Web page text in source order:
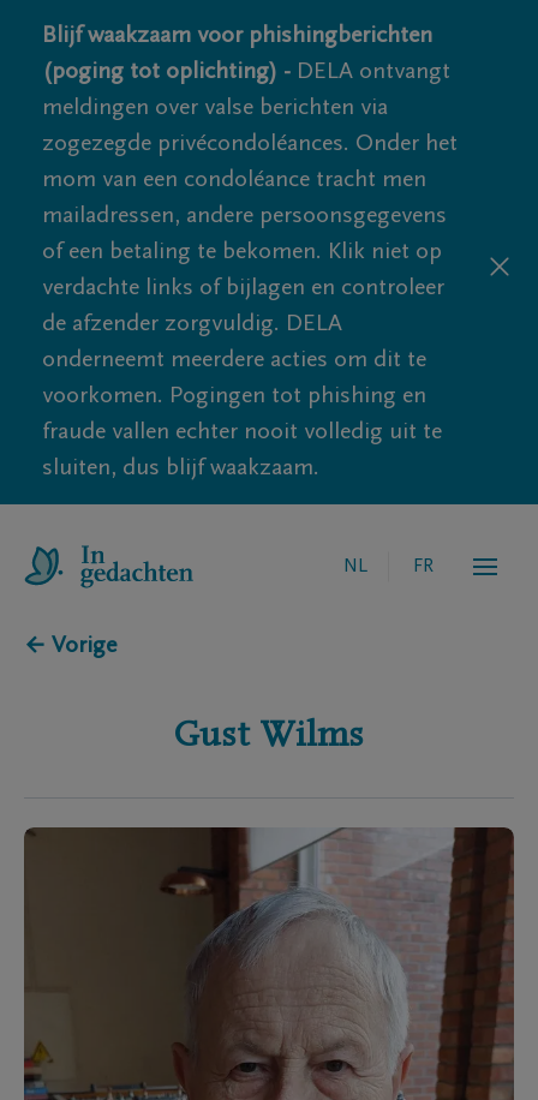
Blijf waakzaam voor phishingberichten
(poging tot oplichting) - DELA ontvangt
meldingen over valse berichten via
zogezegde privécondoléances. Onder het
mom van een condoléance tracht men
mailadressen, andere persoonsgegevens
of een betaling te bekomen. Klik niet op
verdachte links of bijlagen en controleer
de afzender zorgvuldig. DELA
onderneemt meerdere acties om dit te
voorkomen. Pogingen tot phishing en
fraude vallen echter nooit volledig uit te
sluiten, dus blijf waakzaam.
NL FR
← Vorige
Gust Wilms